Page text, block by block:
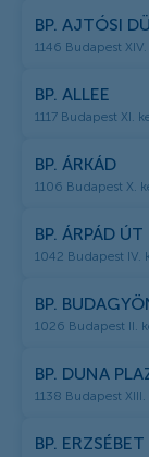
BP. AJTÓSI
1146 Budapest
BP. ALLEE
1117 Budapest XI.
BP. ÁRKÁD
1106 Budapest X.
BP. ÁRPÁD ÚT
1042 Budapest IV.
BP.
1026 Budapest II.
BP. DUNA
1138 Budapest
BP. ERZSÉBET